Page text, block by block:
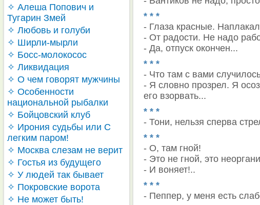
✧ Алеша Попович и
Тугарин Змей
✧ Любовь и голуби
✧ Ширли-мырли
✧ Босс-молокосос
✧ Ликвидация
✧ О чем говорят мужчины
✧ Особенности
национальной рыбалки
✧ Бойцовский клуб
✧ Ирония судьбы или С
легким паром!
✧ Москва слезам не верит
✧ Гостья из будущего
✧ У людей так бывает
✧ Покровские ворота
✧ Не может быть!
* * *
- Глаза красные.
- От радости. Не надо
- Да, отпуск окончен...
* * *
- Что там с вами
- Я словно прозрел. Я
его взорвать...
* * *
- Тони, нельзя сперва
* * *
- О, там гной!
- Это не гной, это
- И воняет!..
* * *
- Пеппер, у меня есть